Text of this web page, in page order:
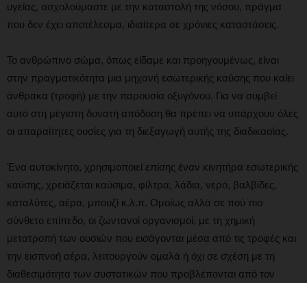
υγείας, ασχολούμαστε με την καταστολή της νόσου, πράγμα
που δεν έχει αποτέλεσμα, ιδιαίτερα σε χρόνιες καταστάσεις.
Το ανθρώπινο σώμα, όπως είδαμε και προηγουμένως, είναι
στην πραγματικότητα μια μηχανή εσωτερικής καύσης που καίει
άνθρακα (τροφή) με την παρουσία οξυγόνου. Για να συμβεί
αυτό στη μέγιστη δυνατή απόδοση θα πρέπει να υπάρχουν όλες
οι απαραίτητες ουσίες για τη διεξαγωγή αυτής της διαδικασίας.
Ένα αυτοκίνητο, χρησιμοποιεί επίσης έναν κινητήρα εσωτερικής
καύσης, χρειάζεται καύσιμα, φίλτρα, λάδια, νερό, βαλβίδες,
καταλύτες, αέρα, μπουζί κ.λ.π. Ομοίως αλλά σε πού πιο
σύνθετο επίπεδο, οι ζωντανοί οργανισμοί, με τη χημική
μετατροπή των ουσιών που εισάγονται μέσα από τις τροφές και
την εισπνοή αέρα, λειτουργούν ομαλά ή όχι σε σχέση με τη
διαθεσιμότητα των συστατικών που προβλέπονται από τον